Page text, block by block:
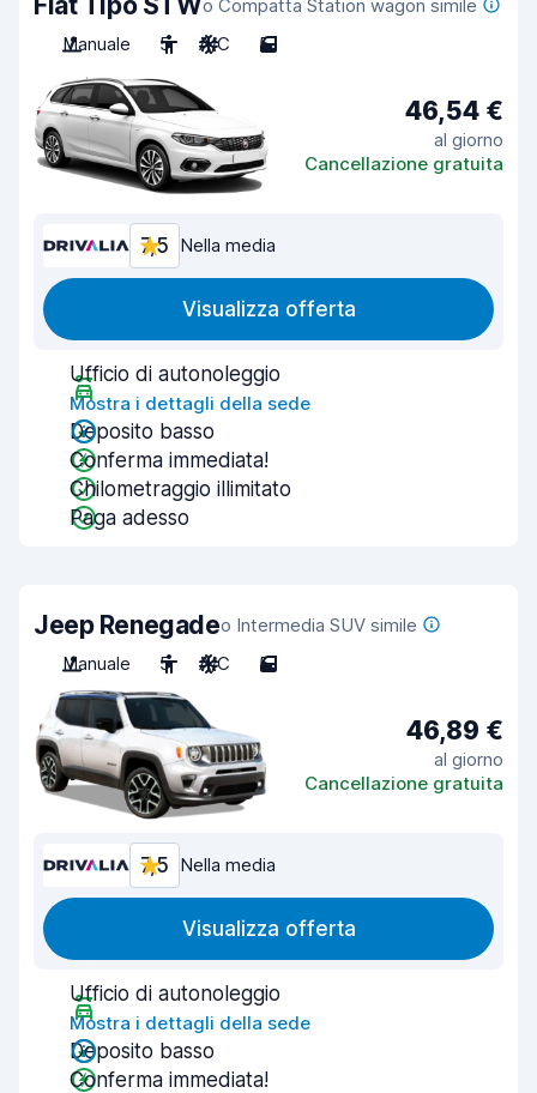
o Compatta Station wagon simile
Manuale
5 A/C 5
46,54 €
al giorno
Cancellazione gratuita
7,5 Nella media
Visualizza offerta
Ufficio di autonoleggio
Mostra i dettagli della sede
Deposito basso
Conferma immediata!
Chilometraggio illimitato
Paga adesso
Jeep Renegadeo Intermedia SUV simile
Manuale
5 A/C 5
46,89 €
al giorno
Cancellazione gratuita
7,5 Nella media
Visualizza offerta
Ufficio di autonoleggio
Mostra i dettagli della sede
Deposito basso
Conferma immediata!